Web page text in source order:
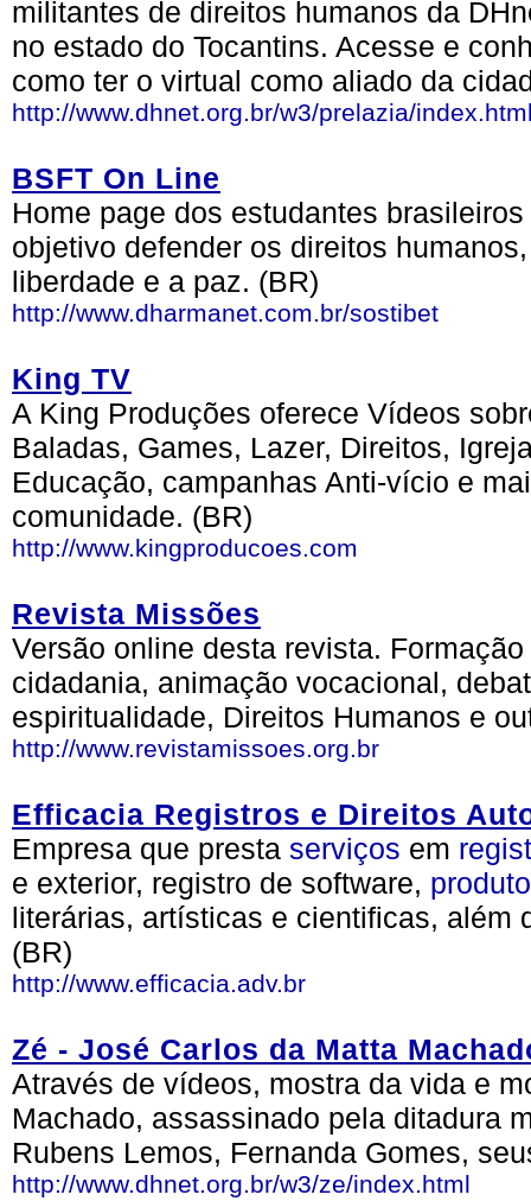
militantes de direitos humanos da
no estado do Tocantins. Acesse e
como ter o virtual como aliado da
http://www.dhnet.org.br/w3/prelazia/
BSFT On Line
Home page dos estudantes
objetivo defender os direitos
liberdade e a paz. (BR)
http://www.dharmanet.com.br/sostibet
King TV
A King Produções oferece Vídeos
Baladas, Games, Lazer, Direitos,
Educação, campanhas Anti-vício e
comunidade. (BR)
http://www.kingproducoes.com
Revista Missões
Versão online desta revista.
cidadania, animação vocacional,
espiritualidade, Direitos Humanos e
http://www.revistamissoes.org.br
Efficacia Registros e Direitos
Empresa que presta serviços em
e exterior, registro de software,
literárias, artísticas e cientificas, além
(BR)
http://www.efficacia.adv.br
Zé - José Carlos da Matta
Através de vídeos, mostra da vida e
Machado, assassinado pela ditadura
Rubens Lemos, Fernanda Gomes,
http://www.dhnet.org.br/w3/ze/index.html